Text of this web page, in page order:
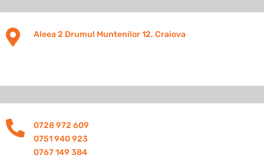
 Aleea 2 Drumul Muntenilor 12, Craiova

0728 972 609
0751 940 923
0767 149 384